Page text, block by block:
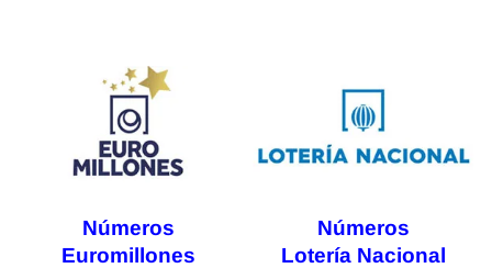
Números
Euromillones
Números
Lotería Nacional